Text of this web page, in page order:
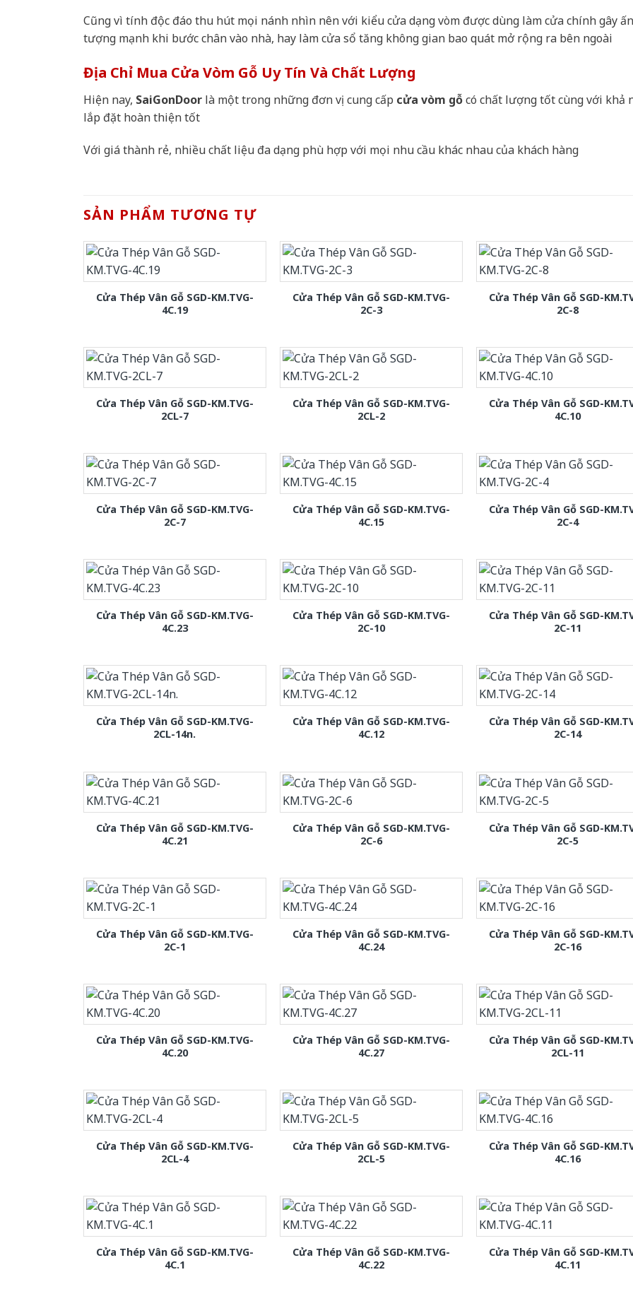
Cũng vì tính độc đáo thu hút mọi nánh nhìn nên với kiểu cửa dạng vòm được dùng làm cửa chính gây ấn
tượng mạnh khi bước chân vào nhà, hay làm cửa sổ tăng không gian bao quát mở rộng ra bên ngoài
Địa Chỉ Mua Cửa Vòm Gỗ Uy Tín Và Chất Lượng
Hiện nay, SaiGonDoor là một trong những đơn vị cung cấp cửa vòm gỗcó chất lượng tốt cùng với khả
lắp đặt hoàn thiện tốt
Với giá thành rẻ, nhiều chất liệu đa dạng phù hợp với mọi nhu cầu khác nhau của khách hàng
SẢN PHẨM TƯƠNG TỰ
Cửa Thép Vân Gỗ SGD-KM.TVG-
4C.19
Cửa Thép Vân Gỗ SGD-KM.TVG-
2C-3
Cửa Thép Vân Gỗ SGD-
2C-8
Cửa Thép Vân Gỗ SGD-KM.TVG-
2CL-7
Cửa Thép Vân Gỗ SGD-KM.TVG-
2CL-2
Cửa Thép Vân Gỗ SGD-
4C.10
Cửa Thép Vân Gỗ SGD-KM.TVG-
2C-7
Cửa Thép Vân Gỗ SGD-KM.TVG-
4C.15
Cửa Thép Vân Gỗ SGD-
2C-4
Cửa Thép Vân Gỗ SGD-KM.TVG-
4C.23
Cửa Thép Vân Gỗ SGD-KM.TVG-
2C-10
Cửa Thép Vân Gỗ SGD-
2C-11
Cửa Thép Vân Gỗ SGD-KM.TVG-
2CL-14n.
Cửa Thép Vân Gỗ SGD-KM.TVG-
4C.12
Cửa Thép Vân Gỗ SGD-
2C-14
Cửa Thép Vân Gỗ SGD-KM.TVG-
4C.21
Cửa Thép Vân Gỗ SGD-KM.TVG-
2C-6
Cửa Thép Vân Gỗ SGD-
2C-5
Cửa Thép Vân Gỗ SGD-KM.TVG-
2C-1
Cửa Thép Vân Gỗ SGD-KM.TVG-
4C.24
Cửa Thép Vân Gỗ SGD-
2C-16
Cửa Thép Vân Gỗ SGD-KM.TVG-
4C.20
Cửa Thép Vân Gỗ SGD-KM.TVG-
4C.27
Cửa Thép Vân Gỗ SGD-
2CL-11
Cửa Thép Vân Gỗ SGD-KM.TVG-
2CL-4
Cửa Thép Vân Gỗ SGD-KM.TVG-
2CL-5
Cửa Thép Vân Gỗ SGD-
4C.16
Cửa Thép Vân Gỗ SGD-KM.TVG-
4C.1
Cửa Thép Vân Gỗ SGD-KM.TVG-
4C.22
Cửa Thép Vân Gỗ SGD-
4C.11